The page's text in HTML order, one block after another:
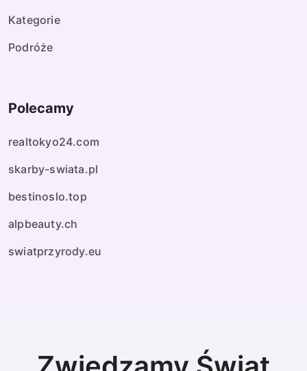
Kategorie
Podróże
Polecamy
realtokyo24.com
skarby-swiata.pl
bestinoslo.top
alpbeauty.ch
swiatprzyrody.eu